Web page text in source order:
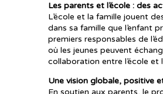
Les parents et l’école : des
L’école et la famille jouent
dans sa famille que l’enfant
premiers responsables de
où les jeunes peuvent
collaboration entre l’école
Une vision globale, positive